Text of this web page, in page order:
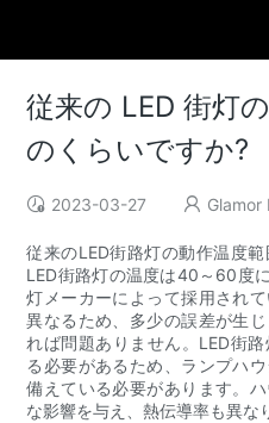
従来の LED 街灯
のくらいですか?
2023-03-27 Glamor
従来のLED街路灯の動作温度
LED街路灯の温度は40～60度
灯メーカーによって採用され
異なるため、多少の誤差が生
れば問題ありません。LED街
る必要があるため、ランプハ
備えている必要があります。
な影響を与え、熱伝導率も異な